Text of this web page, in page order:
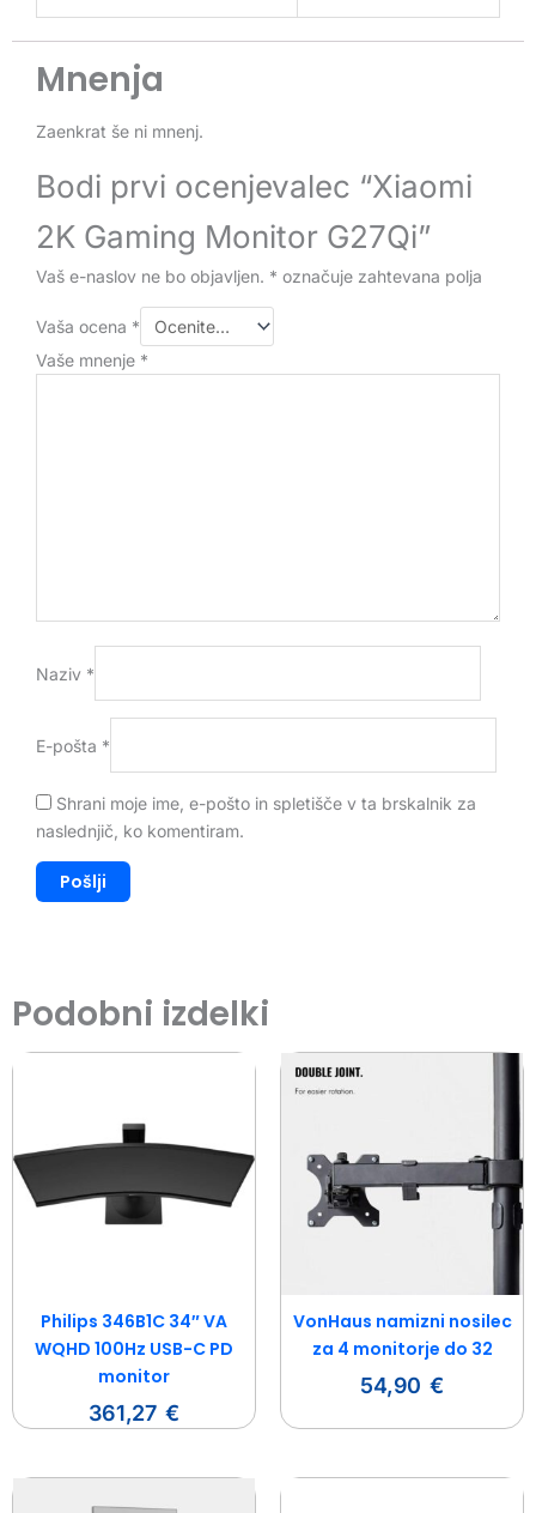
Mnenja
Zaenkrat še ni mnenj.
Bodi prvi ocenjevalec “Xiaomi
2K Gaming Monitor G27Qi”
Vaš e-naslov ne bo objavljen. * označuje zahtevana polja
Vaša ocena *
Vaše mnenje *
Naziv *
E-pošta *
Shrani moje ime, e-pošto in spletišče v ta brskalnik za
naslednjič, ko komentiram.
Podobni izdelki
Philips 346B1C 34″ VA
WQHD 100Hz USB-C PD
monitor
361,27 €
VonHaus namizni nosilec
za 4 monitorje do 32
54,90 €